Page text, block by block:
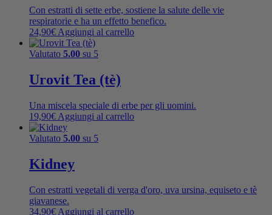
Con estratti di sette erbe, sostiene la salute delle vie
respiratorie e ha un effetto benefico.
24,90€ Aggiungi al carrello
Valutato 5.00 su 5
Urovit Tea (tè)
Una miscela speciale di erbe per gli uomini.
19,90€ Aggiungi al carrello
Valutato 5.00 su 5
Kidney
Con estratti vegetali di verga d'oro, uva ursina, equiseto e tè
giavanese.
34,90€ Aggiungi al carrello